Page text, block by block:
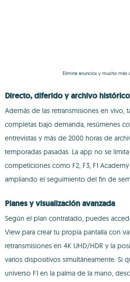
Elimina anuncios y mucho más
Directo, diferido y archivo histórico
Además de las retransmisiones en vivo,
completas bajo demanda, resúmenes
entrevistas y más de 2000 horas de
temporadas pasadas. La app no se
competiciones como F2, F3, F1
ampliando el seguimiento del fin de
Planes y visualización avanzada
Según el plan contratado, puedes
View para crear tu propia pantalla con
retransmisiones en 4K UHD/HDR y la
varios dispositivos simultáneamente. Si
universo F1 en la palma de la mano,